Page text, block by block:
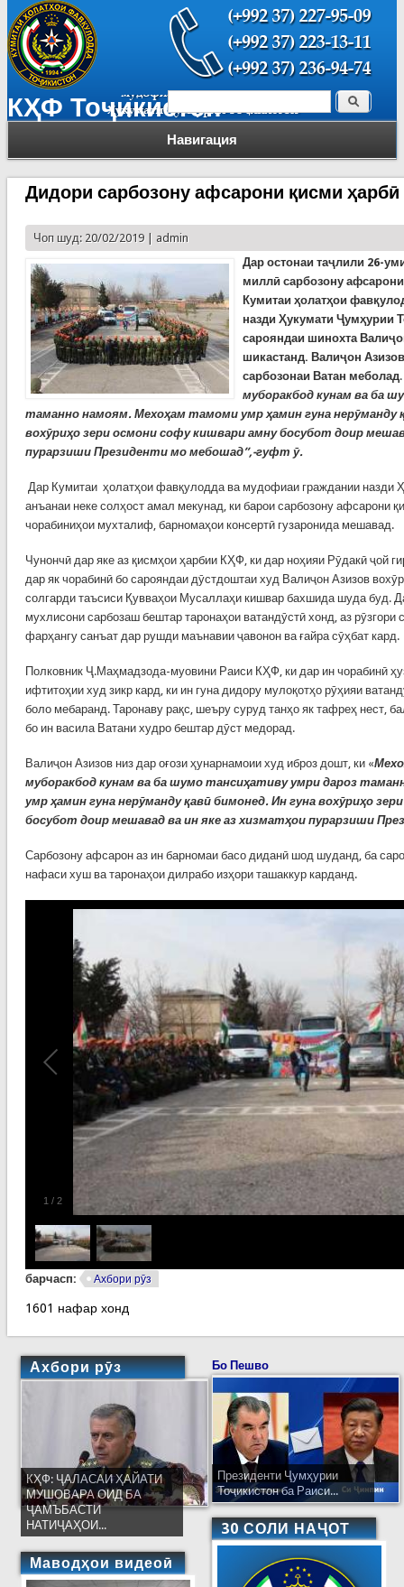
КҲФ Тоҷикистон
Навигация
Форма поиска Поиск
Дидори сарбозону афсарони қисми
Чоп шуд: 20/02/2019 | admin
Дар остонаи таҷлили 26-
миллӣ сарбозону
Кумитаи ҳолатҳои
назди Ҳукумати Ҷумҳурии
сарояндаи шинохта
шикастанд. Валиҷон
сарбозонаи Ватан меболад
муборакбод кунам ва ба
таманно намоям. Мехоҳам тамоми умр ҳамин гуна нерӯманду
вохӯриҳо зери осмони софу кишвари амну босубот доир
пурарзиши Президенти мо мебошад”,-гуфт ӯ.
Дар Кумитаи ҳолатҳои фавқулодда ва мудофиаи граждании назди
анъанаи неке солҳост амал мекунад, ки барои сарбозону афсарони
чорабиниҳои мухталиф, барномаҳои консертӣ гузаронида мешавад.
Чунончӣ дар яке аз қисмҳои ҳарбии КҲФ, ки дар ноҳияи Рӯдакӣ ҷой
дар як чорабинӣ бо сарояндаи дӯстдоштаи худ Валиҷон Азизов
солгарди таъсиси Қувваҳои Мусаллаҳи кишвар бахшида шуда буд.
мухлисони сарбозаш бештар таронаҳои ватандӯстӣ хонд, аз рӯзгори
фарҳангу санъат дар рушди маънавии ҷавонон ва ғайра сӯҳбат кард.
Полковник Ҷ.Маҳмадзода-муовини Раиси КҲФ, ки дар ин чорабинӣ
ифтитоҳии худ зикр кард, ки ин гуна дидору мулоқотҳо рӯҳияи
боло мебаранд. Таронаву рақс, шеъру суруд танҳо як тафреҳ нест,
бо ин васила Ватани худро бештар дӯст медорад.
Валиҷон Азизов низ дар оғози ҳунарнамоии худ иброз дошт, ки «
муборакбод кунам ва ба шумо тансиҳативу умри дароз
умр ҳамин гуна нерӯманду қавӣ бимонед. Ин гуна вохӯриҳо
босубот доир мешавад ва ин яке аз хизматҳои пурарзиши
Сарбозону афсарон аз ин барномаи басо диданӣ шод шуданд, ба
нафаси хуш ва таронаҳои дилрабо изҳори ташаккур карданд.
1 / 2
барчасп: Ахбори рӯз
1601 нафар хонд
Ахбори рӯз
КҲФ: ҶАЛАСАИ ҲАЙАТИ
МУШОВАРА ОИД БА
ҶАМЪБАСТИ
НАТИҶАҲОИ...
Маводҳои видеоӣ
Бо Пешво
Президенти Ҷумҳурии
Тоҷикистон ба Раиси...
30 СОЛИ НАҶОТ